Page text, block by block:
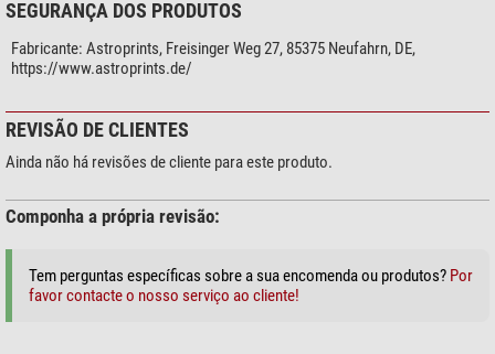
SEGURANÇA DOS PRODUTOS
Fabricante: Astroprints, Freisinger Weg 27, 85375 Neufahrn, DE,
https://www.astroprints.de/
REVISÃO DE CLIENTES
Ainda não há revisões de cliente para este produto.
Componha a própria revisão:
Tem perguntas específicas sobre a sua encomenda ou produtos? Por
favor contacte o nosso serviço ao cliente!